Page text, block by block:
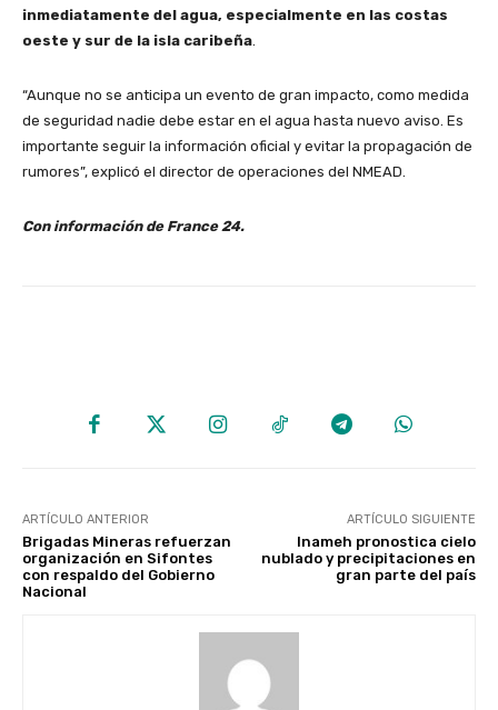
inmediatamente del agua, especialmente en las costas
oeste y sur de la isla caribeña.
“Aunque no se anticipa un evento de gran impacto, como medida
de seguridad nadie debe estar en el agua hasta nuevo aviso. Es
importante seguir la información oficial y evitar la propagación de
rumores”, explicó el director de operaciones del NMEAD.
Con información de France 24.
ARTÍCULO ANTERIOR
Brigadas Mineras refuerzan
organización en Sifontes
con respaldo del Gobierno
Nacional
ARTÍCULO SIGUIENTE
Inameh pronostica cielo
nublado y precipitaciones en
gran parte del país